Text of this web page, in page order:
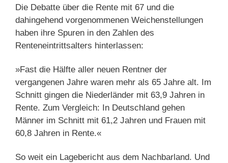
Die Debatte über die Rente mit 67 und die
dahingehend vorgenommenen Weichenstellungen
haben ihre Spuren in den Zahlen des
Renteneintrittsalters hinterlassen:
»Fast die Hälfte aller neuen Rentner der
vergangenen Jahre waren mehr als 65 Jahre alt. Im
Schnitt gingen die Niederländer mit 63,9 Jahren in
Rente. Zum Vergleich: In Deutschland gehen
Männer im Schnitt mit 61,2 Jahren und Frauen mit
60,8 Jahren in Rente.«
So weit ein Lagebericht aus dem Nachbarland. Und